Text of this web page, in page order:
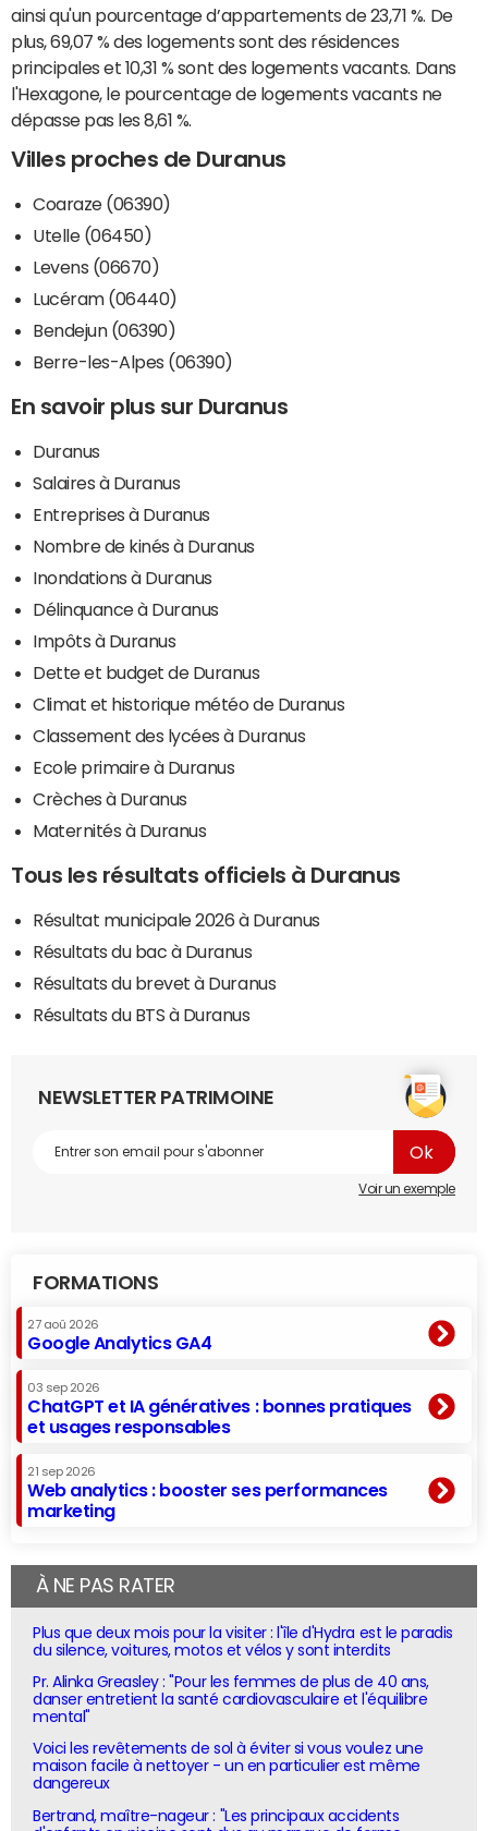
ainsi qu'un pourcentage d’appartements de 23,71 %. De
plus, 69,07 % des logements sont des résidences
principales et 10,31 % sont des logements vacants. Dans
l'Hexagone, le pourcentage de logements vacants ne
dépasse pas les 8,61 %.
Villes proches de Duranus
Coaraze (06390)
Utelle (06450)
Levens (06670)
Lucéram (06440)
Bendejun (06390)
Berre-les-Alpes (06390)
En savoir plus sur Duranus
Duranus
Salaires à Duranus
Entreprises à Duranus
Nombre de kinés à Duranus
Inondations à Duranus
Délinquance à Duranus
Impôts à Duranus
Dette et budget de Duranus
Climat et historique météo de Duranus
Classement des lycées à Duranus
Ecole primaire à Duranus
Crèches à Duranus
Maternités à Duranus
Tous les résultats officiels à Duranus
Résultat municipale 2026 à Duranus
Résultats du bac à Duranus
Résultats du brevet à Duranus
Résultats du BTS à Duranus
NEWSLETTER PATRIMOINE
Voir un exemple
FORMATIONS
27 aoû 2026
Google Analytics GA4
03 sep 2026
ChatGPT et IA génératives : bonnes pratiques
et usages responsables
21 sep 2026
Web analytics : booster ses performances
marketing
À NE PAS RATER
Plus que deux mois pour la visiter : l'île d'Hydra est le paradis
du silence, voitures, motos et vélos y sont interdits
Pr. Alinka Greasley : "Pour les femmes de plus de 40 ans,
danser entretient la santé cardiovasculaire et l'équilibre
mental"
Voici les revêtements de sol à éviter si vous voulez une
maison facile à nettoyer - un en particulier est même
dangereux
Bertrand, maître-nageur : "Les principaux accidents